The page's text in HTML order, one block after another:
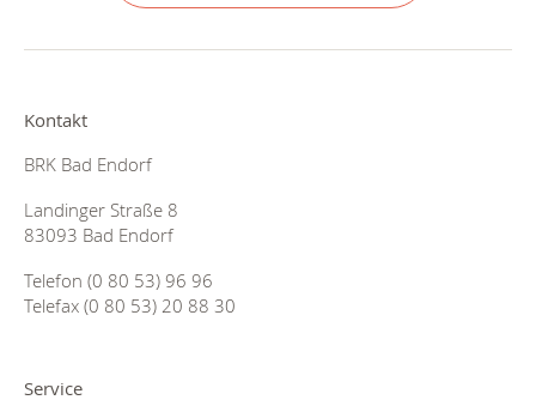
Kontakt
BRK Bad Endorf
Landinger Straße 8
83093 Bad Endorf
Telefon (0 80 53) 96 96
Telefax (0 80 53) 20 88 30
Service